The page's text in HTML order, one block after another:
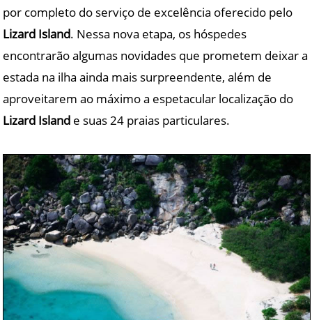
por completo do serviço de excelência oferecido pelo
Lizard Island. Nessa nova etapa, os hóspedes
encontrarão algumas novidades que prometem deixar a
estada na ilha ainda mais surpreendente, além de
aproveitarem ao máximo a espetacular localização do
Lizard Island e suas 24 praias particulares.